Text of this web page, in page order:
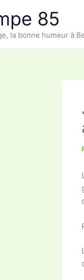
85
la bonne humeur à